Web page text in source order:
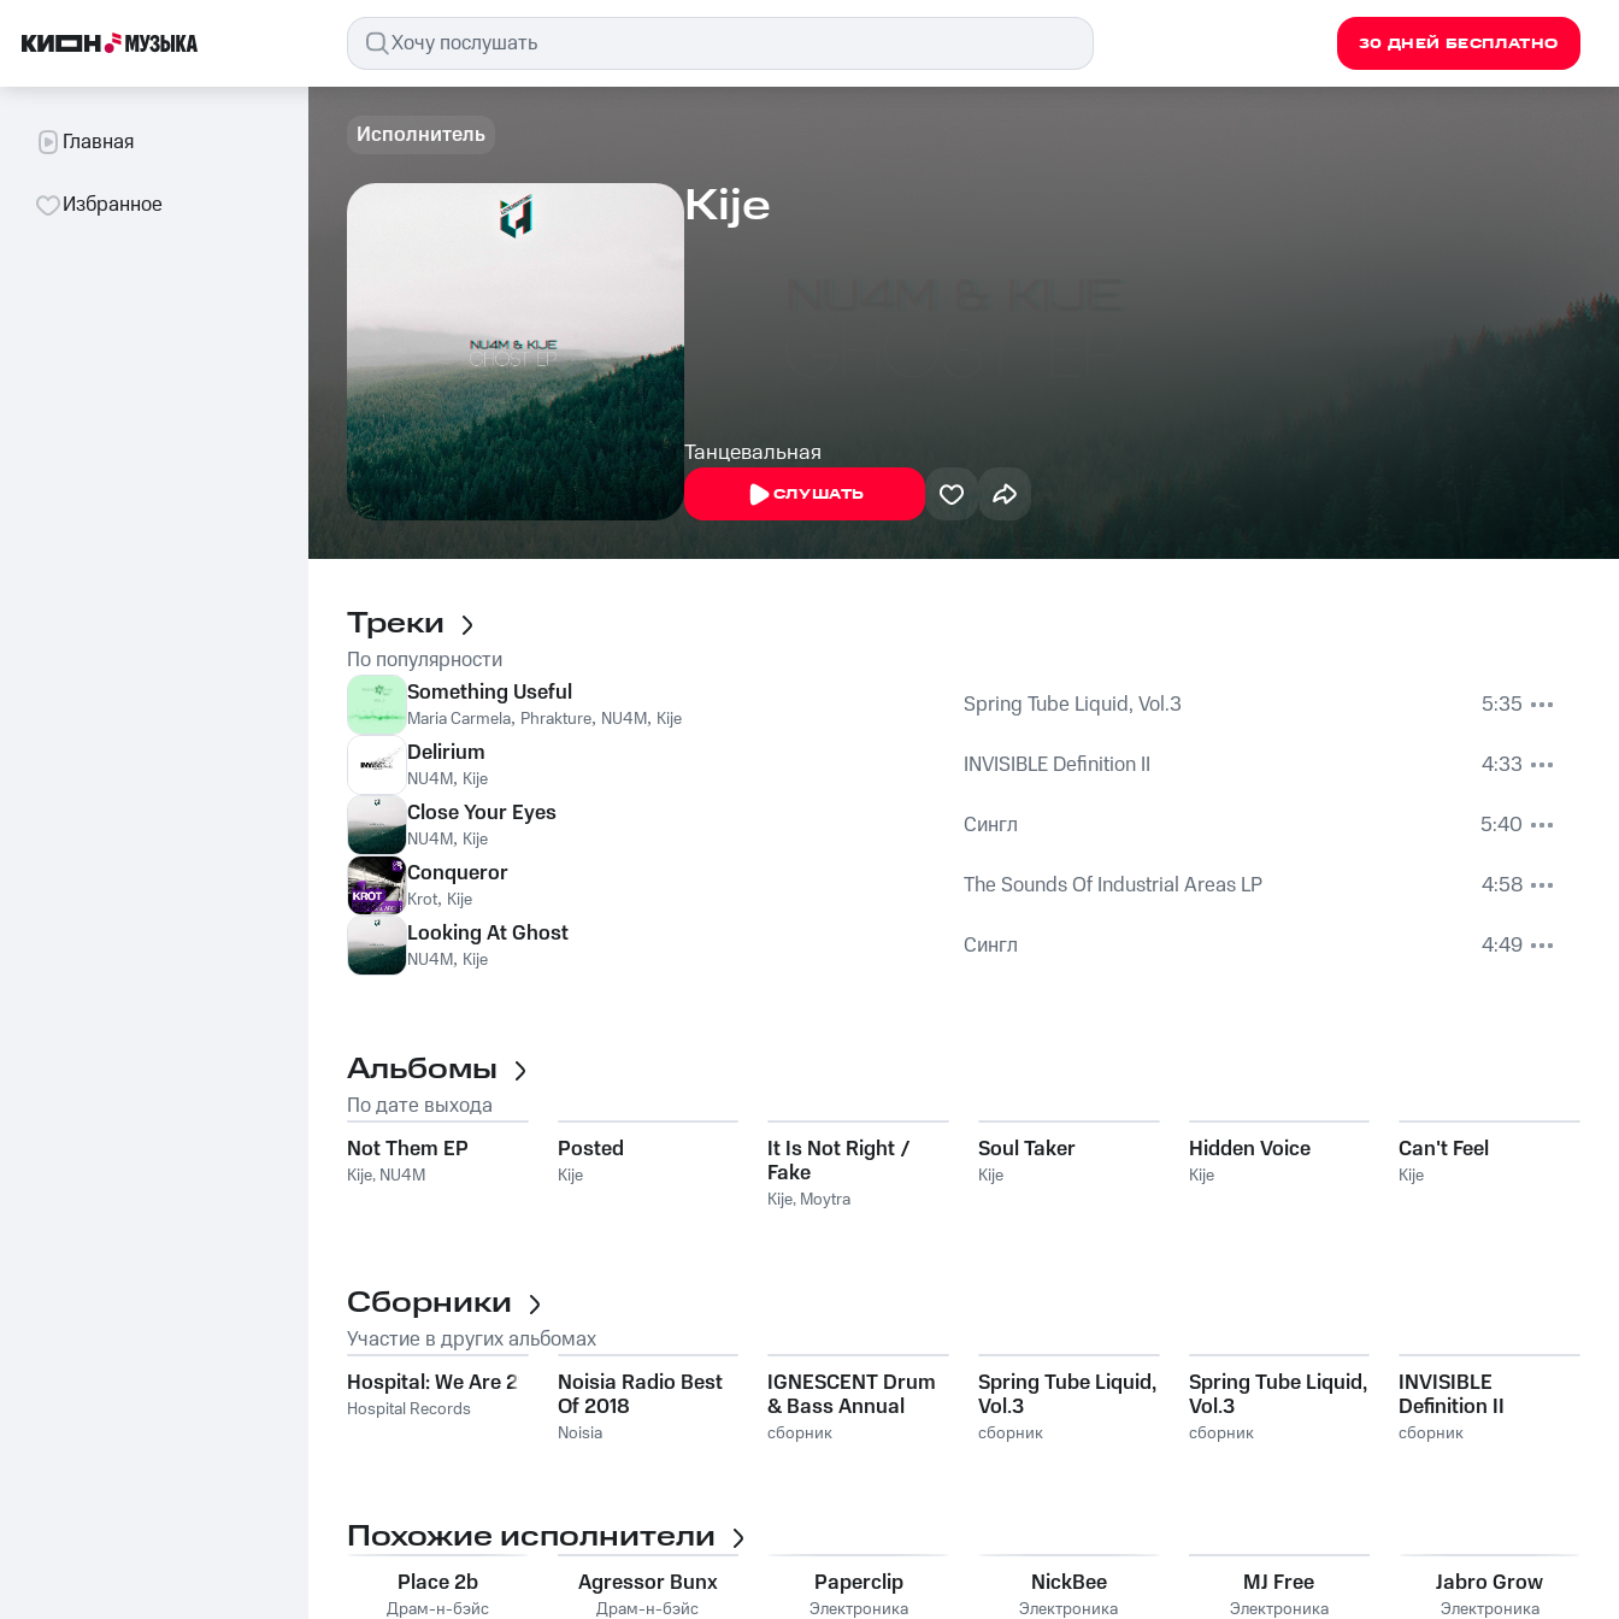
30 ДНЕЙ БЕСПЛАТНО
Главная
Избранное
Исполнитель
Kije
Танцевальная
СЛУШАТЬ
Треки
По популярности
Something Useful
Maria Carmela, Phrakture, NU4M, Kije Spring Tube Liquid, Vol.3
5:35
Delirium
NU4M, Kije INVISIBLE Definition II
4:33
Close Your Eyes
NU4M, Kije Сингл
5:40
Conqueror
Krot, Kije The Sounds Of Industrial Areas LP
4:58
Looking At Ghost
NU4M, Kije Сингл 4:49
Альбомы
По дате выхода
Not Them EP
Kije, NU4M
Posted
Kije
It Is Not Right /
Fake
Kije, Moytra
Soul Taker
Kije
Hidden Voice
Kije
Can't Feel
Kije
Сборники
Участие в других альбомах
Hospital: We Are 21
Hospital Records
Noisia Radio Best
Of 2018
Noisia
IGNESCENT Drum
& Bass Annual
2022
сборник
Spring Tube Liquid,
Vol.3
сборник
Spring Tube Liquid,
Vol.3
сборник
INVISIBLE
Definition II
сборник
Похожие исполнители
Place 2b
Драм-н-бэйс
Agressor Bunx
Драм-н-бэйс
Paperclip
Электроника
NickBee
Электроника
MJ Free
Электроника
Jabro Grow
Электроника